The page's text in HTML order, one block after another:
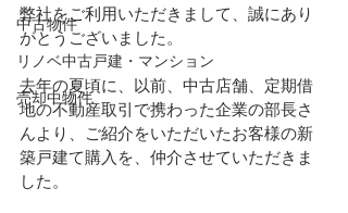
中古物件
リノベ中古戸建・マンション
売却中物件
弊社をご利用いただきまして、誠にあり
がとうございました。
去年の夏頃に、以前、中古店舗、定期借
地の不動産取引で携わった企業の部長さ
んより、ご紹介をいただいたお客様の新
築戸建て購入を、仲介させていただきま
した。